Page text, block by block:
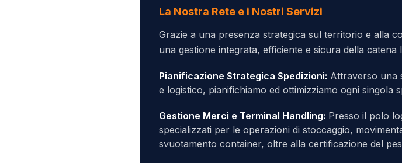
La Nostra Rete e i Nostri Servizi
Grazie a una presenza strategica sul territorio e alla
una gestione integrata, efficiente e sicura della catena
Pianificazione Strategica Spedizioni: Attraverso una
e logistico, pianifichiamo ed ottimizziamo ogni singola
Gestione Merci e Terminal Handling: Presso il polo
specializzati per le operazioni di stoccaggio,
svuotamento container, oltre alla certificazione del